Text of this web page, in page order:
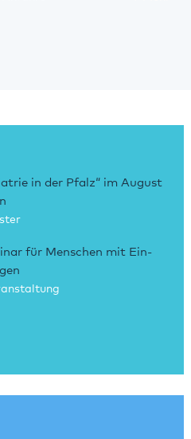
in der Pfalz“ im August
für Menschen mit Ein-